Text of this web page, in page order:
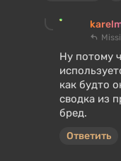
Ну потому
как будто
сводка из
бред.
Ответить